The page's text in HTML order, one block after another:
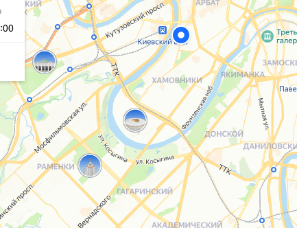
О
Услуги Блог
Каталог
Упаковать подарок
В личный кабинет